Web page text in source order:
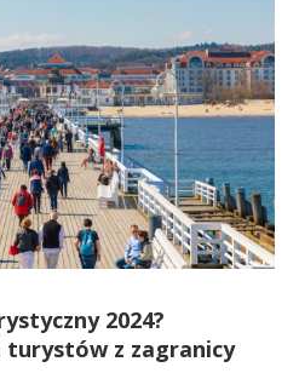
2024?
turystów z zagranicy